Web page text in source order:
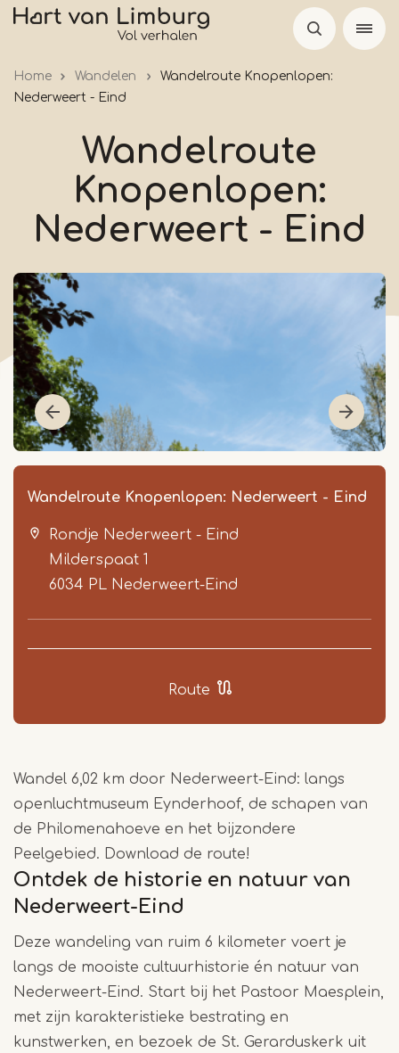
Overslaan
Home Wandelen
Wandelroute Knopenlopen:
Nederweert - Eind
Wandelroute
Knopenlopen:
Nederweert - Eind
Wandelroute Knopenlopen: Nederweert - Eind
Rondje Nederweert - Eind
Milderspaat 1
6034 PL Nederweert-Eind
Route
Wandel 6,02 km door Nederweert-Eind: langs
openluchtmuseum Eynderhoof, de schapen van
de Philomenahoeve en het bijzondere
Peelgebied. Download de route!
Ontdek de historie en natuur van
Nederweert-Eind
Deze wandeling van ruim 6 kilometer voert je
langs de mooiste cultuurhistorie én natuur van
Nederweert-Eind. Start bij het Pastoor Maesplein,
met zijn karakteristieke bestrating en
kunstwerken, en bezoek de St. Gerarduskerk uit